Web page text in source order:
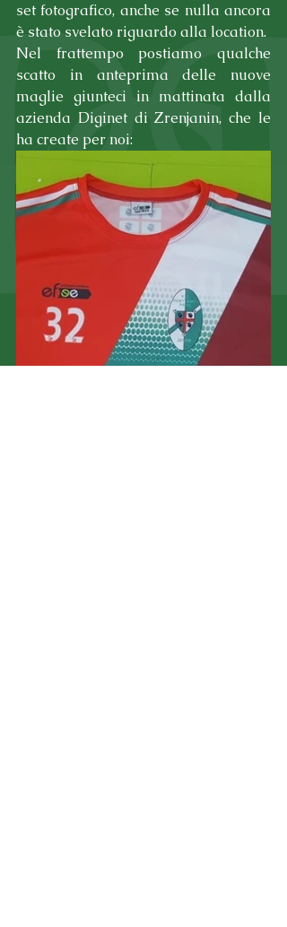
set fotografico, anche se nulla ancora
è stato svelato riguardo alla location.
Nel frattempo postiamo qualche
scatto in anteprima delle nuove
maglie giunteci in mattinata dalla
azienda Diginet di Zrenjanin, che le
ha create per noi: